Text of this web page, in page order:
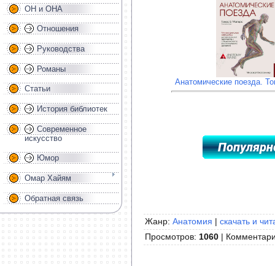
ОН и ОНА
Отношения
Руководства
Романы
Статьи
История библиотек
Современное
искусство
Юмор
Омар Хайям
Обратная связь
Анатомические поезда.
Жанр: Анатомия | скачать и
Просмотров: 1060 |